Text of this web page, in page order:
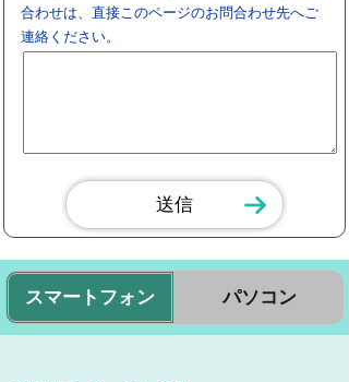
合わせは、直接このページのお問合わせ先へご
連絡ください。
スマートフォン パソコン